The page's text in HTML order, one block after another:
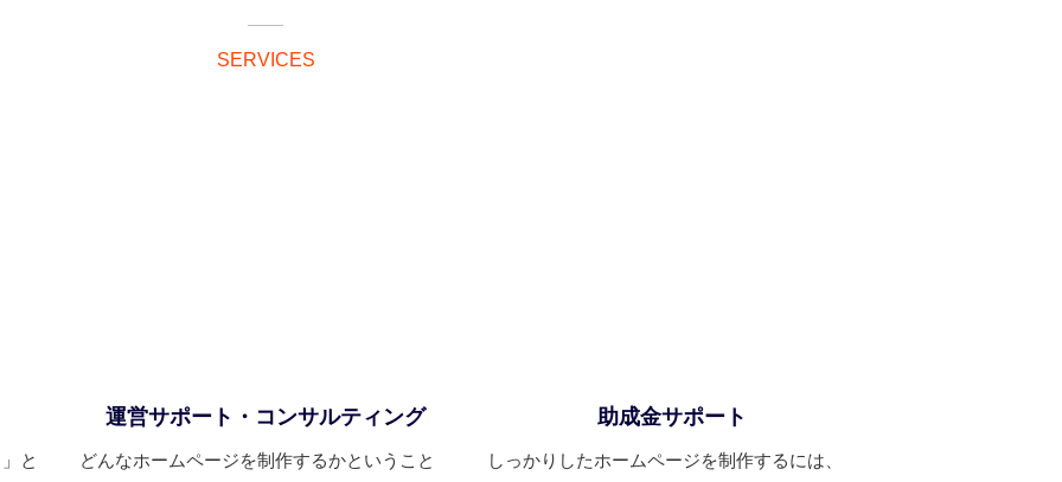
SERVICES
と
運営サポート・コンサルティング
どんなホームページを制作するかということ
助成金サポート
しっかりしたホームページを制作するには、